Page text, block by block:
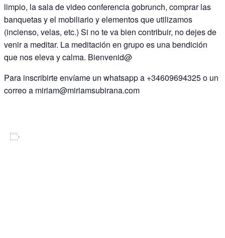
limpio, la sala de video conferencia gobrunch, comprar las
banquetas y el mobiliario y elementos que utilizamos
(incienso, velas, etc.) Si no te va bien contribuir, no dejes de
venir a meditar. La meditación en grupo es una bendición
que nos eleva y calma. Bienvenid@
Para inscribirte envíame un whatsapp a +34609694325 o un
correo a miriam@miriamsubirana.com